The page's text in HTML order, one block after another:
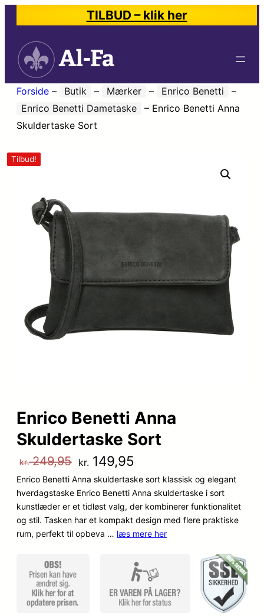
TILBUD – klik her
Forside – Butik – Mærker – Enrico Benetti
–
Enrico Benetti Dametaske
– Enrico Benetti Anna
Skuldertaske Sort
Tilbud!
Enrico Benetti Anna
Skuldertaske Sort
kr.249,95 D
e
n
o
kr. 149,95
e
n
a
t
u
Enrico Benetti Anna skuldertaske sort klassisk og elegant
hverdagstaske Enrico Benetti Anna skuldertaske i sort
kunstlæder er et tidløst valg, der kombinerer funktionalitet
og stil. Tasken har et kompakt design med flere praktiske
rum, perfekt til opbeva … læs mere her